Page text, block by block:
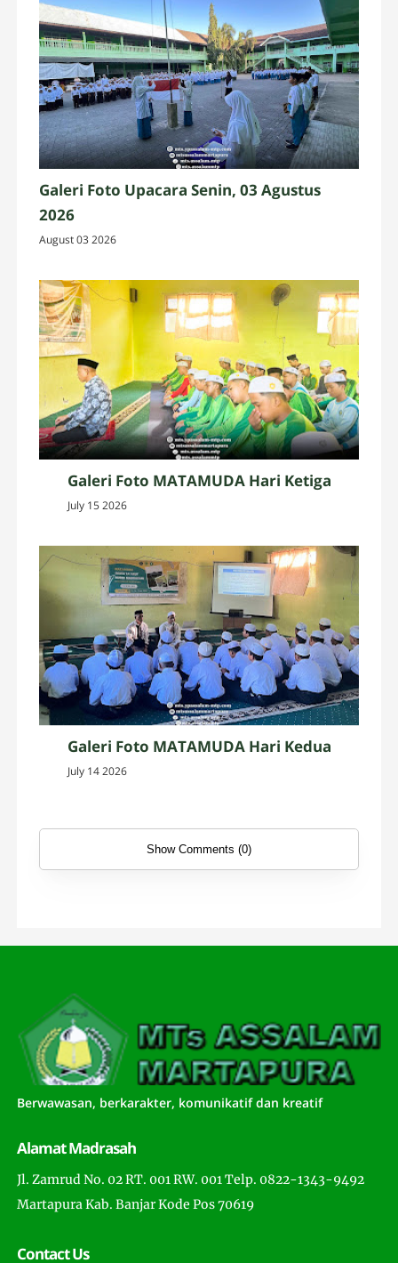
Galeri Foto Upacara Senin, 03 Agustus
2026
August 03 2026
Galeri Foto MATAMUDA Hari Ketiga
July 15 2026
Galeri Foto MATAMUDA Hari Kedua
July 14 2026
Show Comments (0)
Berwawasan, berkarakter, komunikatif dan kreatif
Alamat Madrasah
Jl. Zamrud No. 02 RT. 001 RW. 001 Telp. 0822-1343-9492
Martapura Kab. Banjar Kode Pos 70619
Contact Us